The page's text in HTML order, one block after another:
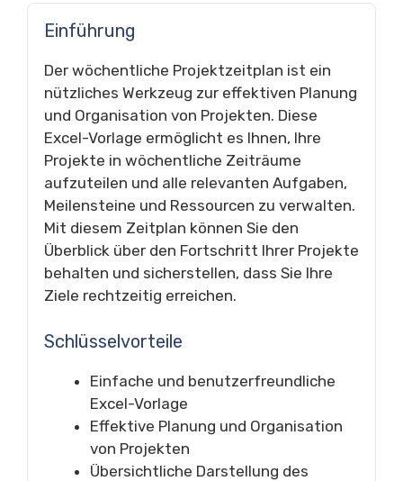
Einführung
Der wöchentliche Projektzeitplan ist ein
nützliches Werkzeug zur effektiven Planung
und Organisation von Projekten. Diese
Excel-Vorlage ermöglicht es Ihnen, Ihre
Projekte in wöchentliche Zeiträume
aufzuteilen und alle relevanten Aufgaben,
Meilensteine und Ressourcen zu verwalten.
Mit diesem Zeitplan können Sie den
Überblick über den Fortschritt Ihrer Projekte
behalten und sicherstellen, dass Sie Ihre
Ziele rechtzeitig erreichen.
Schlüsselvorteile
Einfache und benutzerfreundliche
Excel-Vorlage
Effektive Planung und Organisation
von Projekten
Übersichtliche Darstellung des